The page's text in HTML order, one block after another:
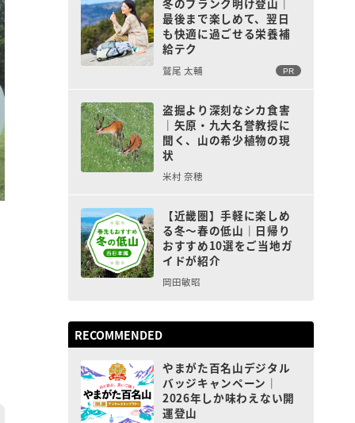
冬のブランク明け登山｜
最後まで楽しめて、翌日
も快適に過ごせる栄養補
給テク
鷲尾 太輔 PR
盗掘より深刻なシカ食害
｜矢原・九大名誉教授に
聞く、山の希少植物の現
状
米村 奈穂
【近畿圏】手軽に楽しめ
る冬〜春の低山｜日帰り
おすすめ10選をご当地ガ
イドが紹介
岡田敏昭
RECOMMENDED
やまがた百名山デジタル
バッジキャンペーン｜
2026年しか味わえない開
運登山